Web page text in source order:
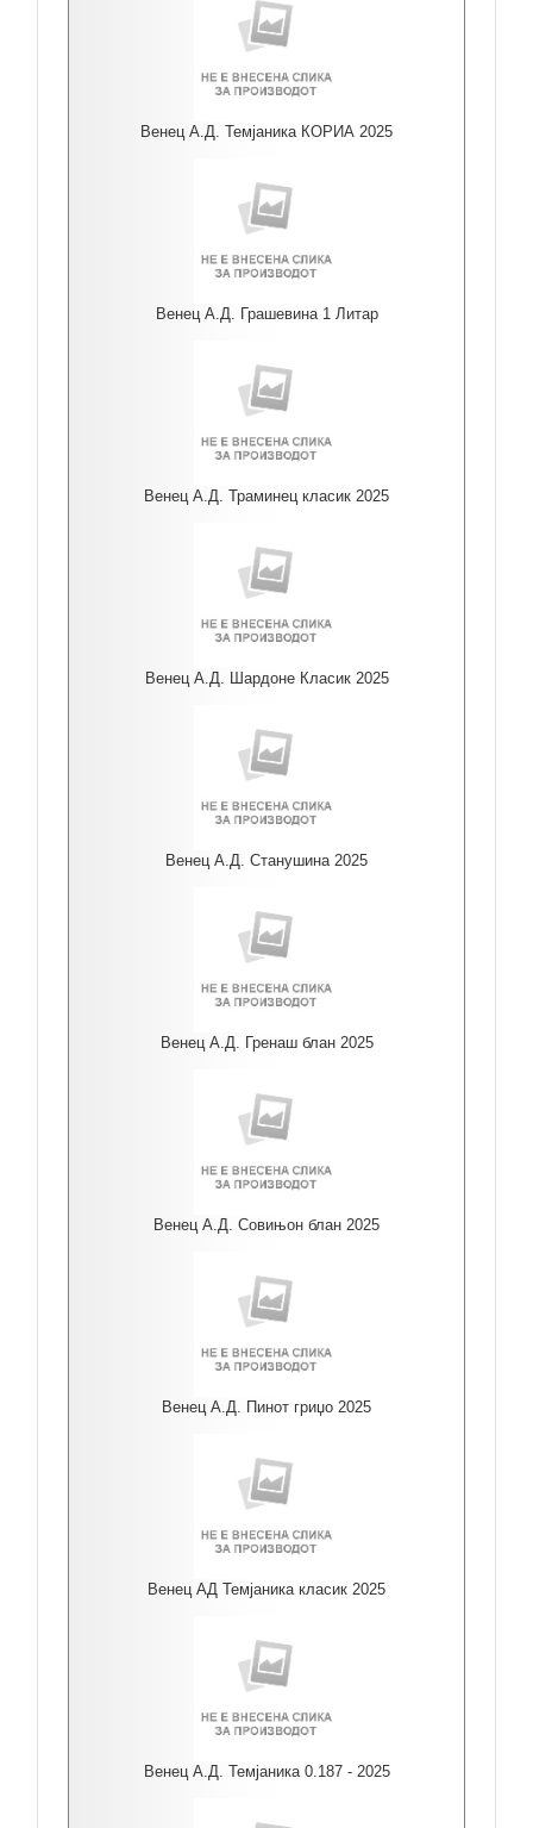
Венец А.Д. Темјаника КОРИА 2025
Венец А.Д. Грашевина 1 Литар
Венец А.Д. Траминец класик 2025
Венец А.Д. Шардоне Класик 2025
Венец А.Д. Станушина 2025
Венец А.Д. Гренаш блан 2025
Венец А.Д. Совињон блан 2025
Венец А.Д. Пинот гриџо 2025
Венец АД Темјаника класик 2025
Венец А.Д. Темјаника 0.187 - 2025